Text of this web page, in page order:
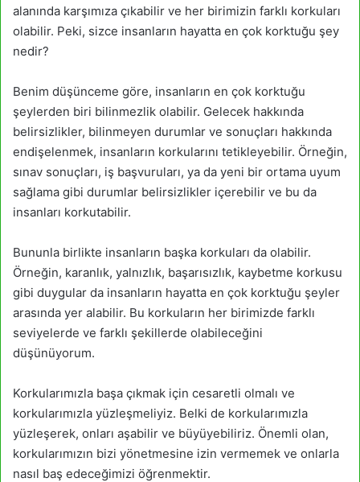
alanında karşımıza çıkabilir ve her birimizin farklı korkuları
olabilir. Peki, sizce insanların hayatta en çok korktuğu şey
nedir?
Benim düşünceme göre, insanların en çok korktuğu
şeylerden biri bilinmezlik olabilir. Gelecek hakkında
belirsizlikler, bilinmeyen durumlar ve sonuçları hakkında
endişelenmek, insanların korkularını tetikleyebilir. Örneğin,
sınav sonuçları, iş başvuruları, ya da yeni bir ortama uyum
sağlama gibi durumlar belirsizlikler içerebilir ve bu da
insanları korkutabilir.
Bununla birlikte insanların başka korkuları da olabilir.
Örneğin, karanlık, yalnızlık, başarısızlık, kaybetme korkusu
gibi duygular da insanların hayatta en çok korktuğu şeyler
arasında yer alabilir. Bu korkuların her birimizde farklı
seviyelerde ve farklı şekillerde olabileceğini
düşünüyorum.
Korkularımızla başa çıkmak için cesaretli olmalı ve
korkularımızla yüzleşmeliyiz. Belki de korkularımızla
yüzleşerek, onları aşabilir ve büyüyebiliriz. Önemli olan,
korkularımızın bizi yönetmesine izin vermemek ve onlarla
nasıl baş edeceğimizi öğrenmektir.